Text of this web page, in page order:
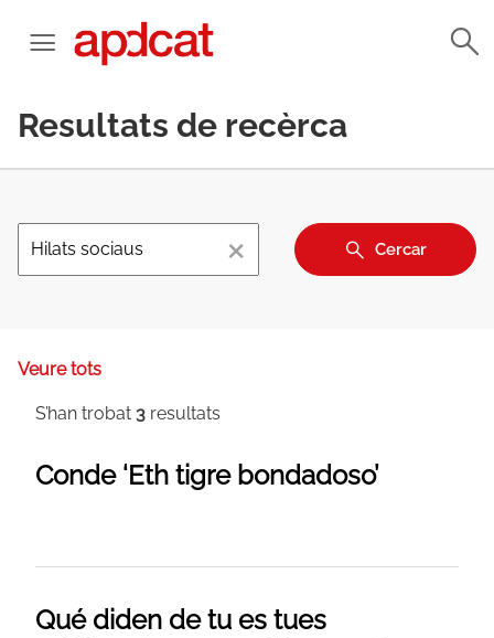
Resultats de recèrca
× Cercar
Veure tots
S’han trobat 3 resultats
Conde ‘Eth tigre bondadoso’
Qué diden de tu es tues